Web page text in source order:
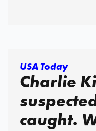
USA Today
Charlie
caught.